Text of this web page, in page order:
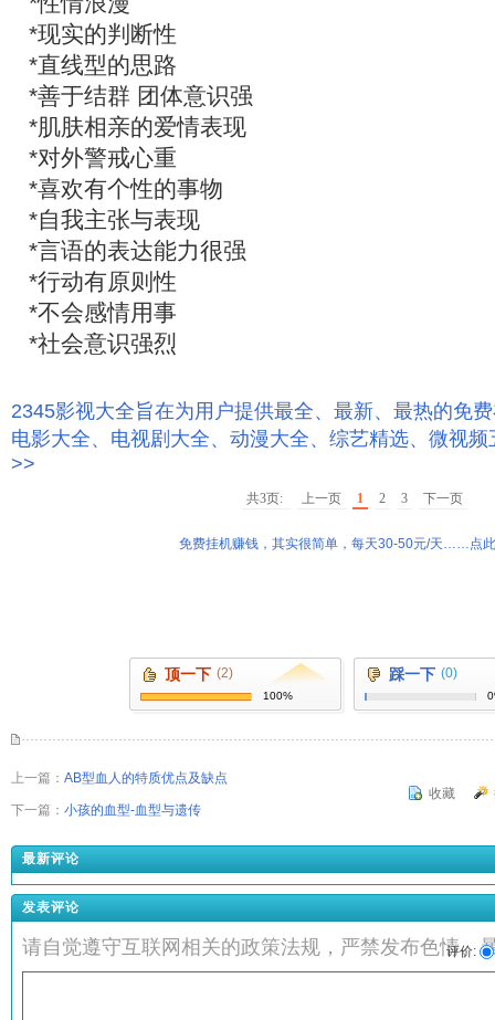
*现实的判断性
*直线型的思路
*善于结群 团体意识强
*肌肤相亲的爱情表现
*对外警戒心重
*喜欢有个性的事物
*自我主张与表现
*言语的表达能力很强
*行动有原则性
*不会感情用事
*社会意识强烈
2345影视大全旨在为用户提供最全、最新、最热的免
电影大全、电视剧大全、动漫大全、综艺精选、微视
>>
共3页: 上一页 1 2 3 下一页
免费挂机赚钱，其实很简单，每天30-50元/天……点
顶一下 (2)
100%
踩一下 (0)
上一篇： AB型血人的特质优点及缺点
下一篇： 小孩的血型-血型与遗传
收藏
最新评论
发表评论
请自觉遵守互联网相关的政策法规，严禁发布色情、
评价: